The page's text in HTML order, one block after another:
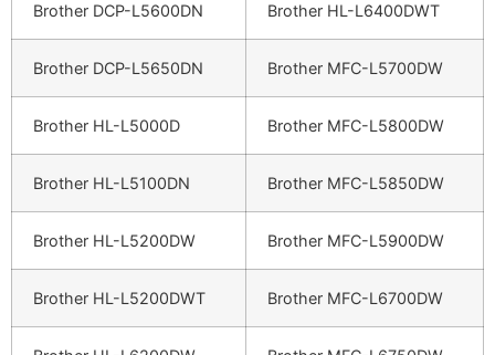
Brother DCP-L5600DN Brother HL-L6400DWT
Brother DCP-L5650DN Brother MFC-L5700DW
Brother HL-L5000D Brother MFC-L5800DW
Brother HL-L5100DN Brother MFC-L5850DW
Brother HL-L5200DW Brother MFC-L5900DW
Brother HL-L5200DWT Brother MFC-L6700DW